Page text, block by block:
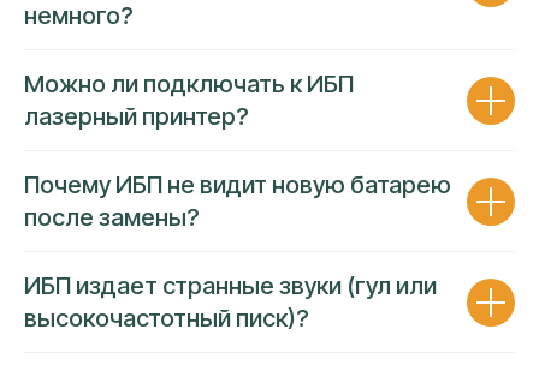
немного?
Можно ли подключать к ИБП
лазерный принтер?
Почему ИБП не видит новую батарею
после замены?
ИБП издает странные звуки (гул или
высокочастотный писк)?
Несем полную финансовую
ответственность за работу
ГАРАНТИЯ 90 ДНЕЙ